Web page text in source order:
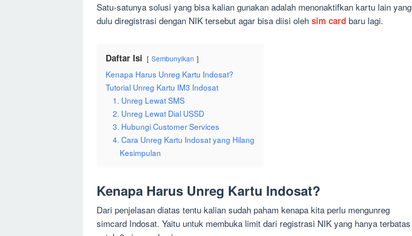
Satu-satunya solusi yang bisa kalian gunakan adalah menonaktifkan kartu lain yang
dulu diregistrasi dengan NIK tersebut agar bisa diisi oleh sim card baru lagi.
Daftar Isi Sembunyikan
Kenapa Harus Unreg Kartu Indosat?
Tutorial Unreg Kartu IM3 Indosat
1. Unreg Lewat SMS
2. Unreg Lewat Dial USSD
3. Hubungi Customer Services
4. Cara Unreg Kartu Indosat yang Hilang
Kesimpulan
Kenapa Harus Unreg Kartu Indosat?
Dari penjelasan diatas tentu kalian sudah paham kenapa kita perlu mengunreg
simcard Indosat. Yaitu untuk membuka limit dari registrasi NIK yang hanya terbatas